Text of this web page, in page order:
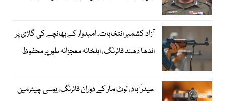
آزاد کشمیر انتخابات، امیدوار کے بھانچے کی گاڑی پر
اندھا دھند فائرنگ، اہلخانہ معجزانہ طور پر محفوظ
حیدرآباد، لوٹ مار کے دوران فائرنگ، یوسی چیئرمین